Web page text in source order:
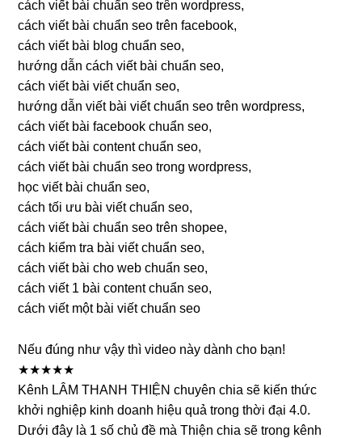
cách viết bài chuẩn seo trên wordpress,
cách viết bài chuẩn seo trên facebook,
cách viết bài blog chuẩn seo,
hướng dẫn cách viết bài chuẩn seo,
cách viết bài viết chuẩn seo,
hướng dẫn viết bài viết chuẩn seo trên wordpress,
cách viết bài facebook chuẩn seo,
cách viết bài content chuẩn seo,
cách viết bài chuẩn seo trong wordpress,
học viết bài chuẩn seo,
cách tối ưu bài viết chuẩn seo,
cách viết bài chuẩn seo trên shopee,
cách kiểm tra bài viết chuẩn seo,
cách viết bài cho web chuẩn seo,
cách viết 1 bài content chuẩn seo,
cách viết một bài viết chuẩn seo
Nếu đúng như vậy thì video này dành cho bạn!
★★★★★
Kênh LÂM THANH THIỆN chuyên chia sẽ kiến thức
khởi nghiệp kinh doanh hiệu quả trong thời đại 4.0.
Dưới đây là 1 số chủ đề mà Thiện chia sẽ trong kênh